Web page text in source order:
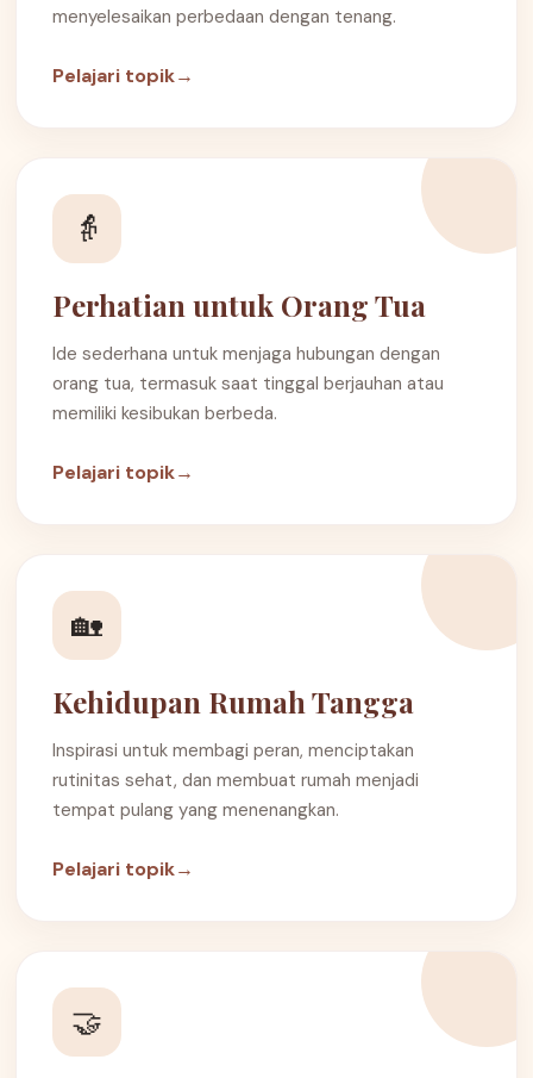
menyelesaikan perbedaan dengan tenang.
Pelajari topik→
👵
Perhatian untuk Orang Tua
Ide sederhana untuk menjaga hubungan dengan
orang tua, termasuk saat tinggal berjauhan atau
memiliki kesibukan berbeda.
Pelajari topik→
🏡
Kehidupan Rumah Tangga
Inspirasi untuk membagi peran, menciptakan
rutinitas sehat, dan membuat rumah menjadi
tempat pulang yang menenangkan.
Pelajari topik→
🤝